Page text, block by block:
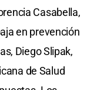
Casabella,
en prevención
Diego Slipak,
de Salud